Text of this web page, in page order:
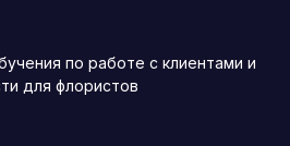
по работе с клиентами и
для флористов